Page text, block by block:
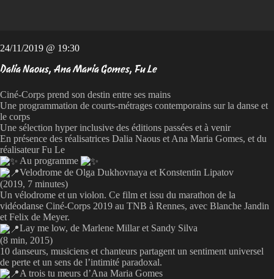
24/11/2019 @ 19:30
Dalia Naous, Ana Maria Gomes, Fu Le
Ciné-Corps prend son destin entre ses mains
Une programmation de courts-métrages contemporains sur la danse et
le corps
Une sélection hyper inclusive des éditions passées et à venir
En présence des réalisatrices Dalia Naous et Ana Maria Gomes, et du
réalisateur Fu Le
Au programme
Velodrome de Olga Dukhovnaya et Konstentin Lipatov
(2019, 7 minutes)
Un vélodrome et un violon. Ce film et issu du marathon de la
vidéodanse Ciné-Corps 2019 au TNB à Rennes, avec Blanche Jandin
et Felix de Meyer.
Lay me low, de Marlene Millar et Sandy Silva
(8 min, 2015)
10 danseurs, musiciens et chanteurs partagent un sentiment universel
de perte et un sens de l’intimité paradoxal.
A trois tu meurs d’Ana Maria Gomes